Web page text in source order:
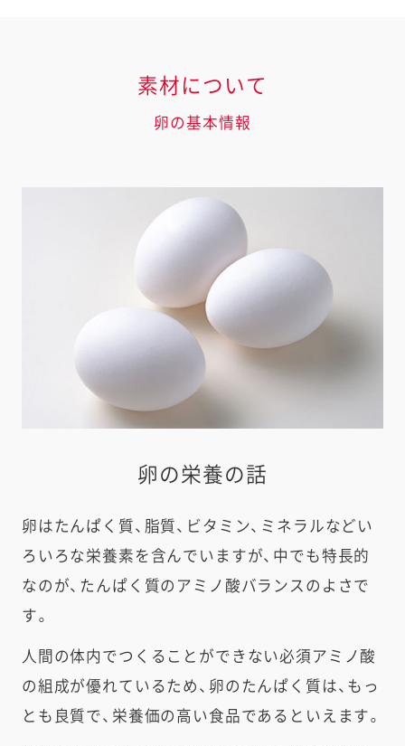
素材について
卵の基本情報
卵の栄養の話
卵はたんぱく質、脂質、ビタミン、ミネラルなどい
ろいろな栄養素を含んでいますが、中でも特長的
なのが、たんぱく質のアミノ酸バランスのよさで
す。
人間の体内でつくることができない必須アミノ酸
の組成が優れているため、卵のたんぱく質は、もっ
とも良質で、栄養価の高い食品であるといえます。